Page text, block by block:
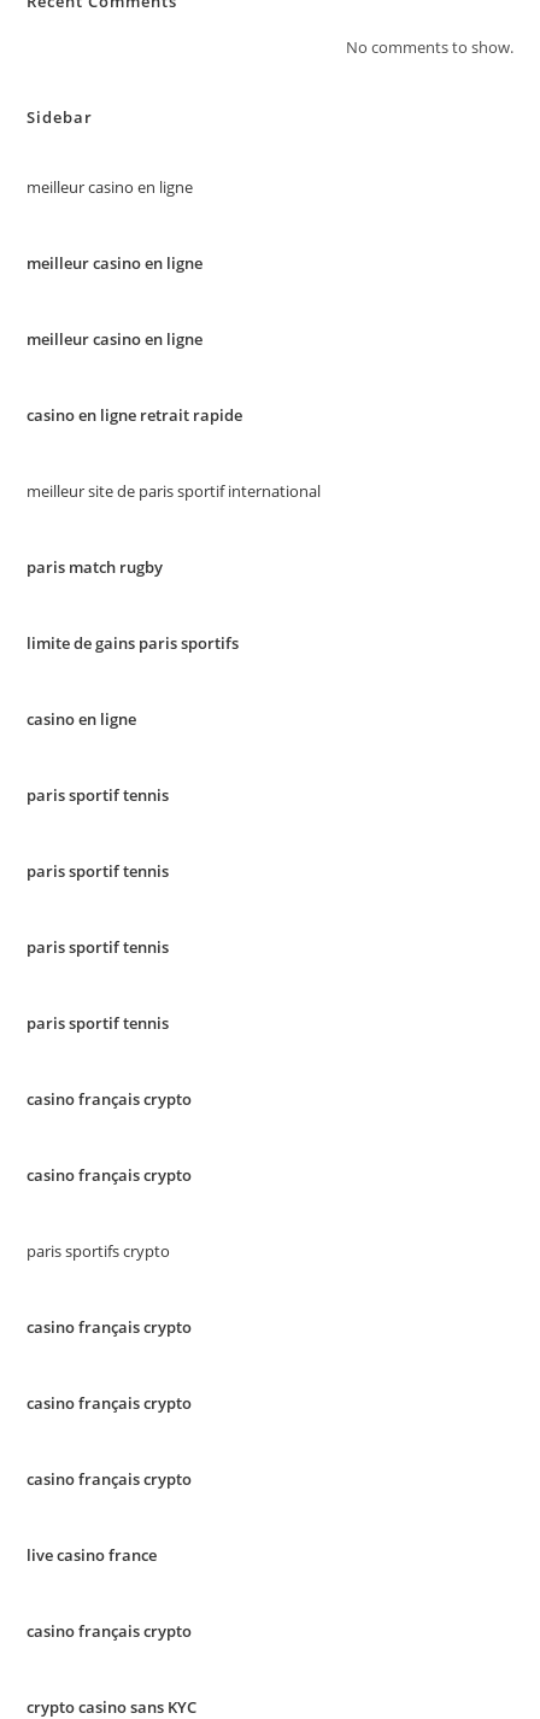
No comments to show.
Sidebar
meilleur casino en ligne
meilleur casino en ligne
meilleur casino en ligne
casino en ligne retrait rapide
meilleur site de paris sportif international
paris match rugby
limite de gains paris sportifs
casino en ligne
paris sportif tennis
paris sportif tennis
paris sportif tennis
paris sportif tennis
casino français crypto
casino français crypto
paris sportifs crypto
casino français crypto
casino français crypto
casino français crypto
live casino france
casino français crypto
crypto casino sans KYC